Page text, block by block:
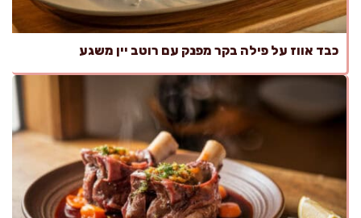
כבד אווז על פילה בקר מפנק עם רוטב יין משגע